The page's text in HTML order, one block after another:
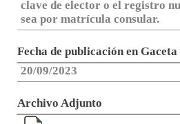
clave de elector o el registro
sea por matrícula consular.
Fecha de publicación en
20/09/2023
Archivo Adjunto